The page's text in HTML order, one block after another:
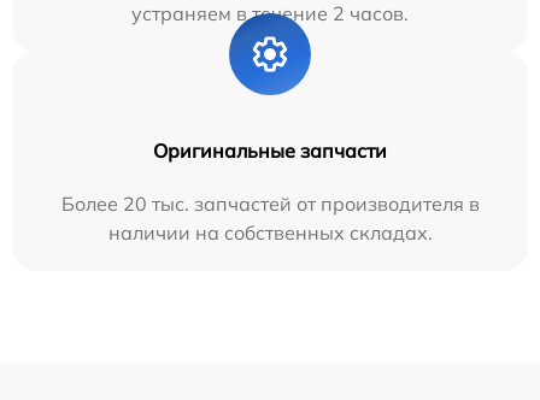
устраняем в течение 2 часов.
Оригинальные запчасти
Более 20 тыс. запчастей от производителя в
наличии на собственных складах.